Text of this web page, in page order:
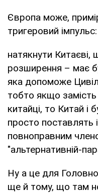
Європа може,
тригеровий імпульс:
натякнути Китаєві,
розширення – має
яка допоможе
тобто якщо
китайці, то Китай і
просто поставлять
повноправним
"альтернативній-
Ну а це для
ще й тому, що там